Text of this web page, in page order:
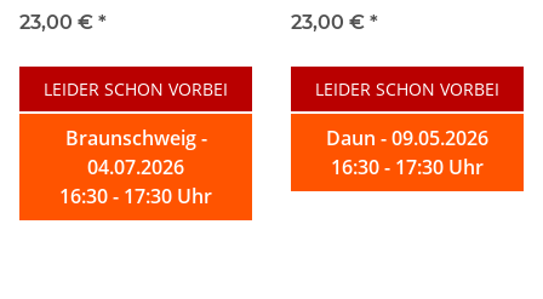
23,00 € *
LEIDER SCHON VORBEI
Braunschweig -
04.07.2026
16:30 - 17:30 Uhr
23,00 € *
LEIDER SCHON VORBEI
Daun - 09.05.2026
16:30 - 17:30 Uhr